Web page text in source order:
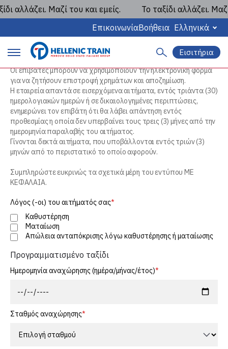
Μαζί του και εμείς.
Το ταξίδι αλλάζει. Μαζί
ΕπικοινωνίαΒοήθεια Ελληνικά
P
r
i
m
a
i
m
Α
ν
α
ζ
ή
τ
η
σ
η
Εισιτήρια
Αίτημα Επιστροφής Χρημάτων και
Αποζημίωσης
Δυνάμει του κανονισμού (ΕΕ) 2021/782 του Ευρωπαϊκού
Κοινοβουλίου και του Συμβουλίου
Οι επιβάτες μπορούν να χρησιμοποιούν την ηλεκτρονική φόρμα
για να ζητήσουν επιστροφή χρημάτων και αποζημίωση.
Η εταιρεία απαντά σε εισερχόμενα αιτήματα, εντός τριάντα (30)
ημερολογιακών ημερών ή σε δικαιολογημένες περιπτώσεις,
ενημερώνει τον επιβάτη ότι θα λάβει απάντηση εντός
προθεσμίας η οποία δεν υπερβαίνει τους τρεις (3) μήνες από την
ημερομηνία παραλαβής του αιτήματος.
Γίνονται δεκτά αιτήματα, που υποβάλλονται εντός τριών (3)
μηνών από το περιστατικό το οποίο αφορούν.
Συμπληρώστε ευκρινώς τα σχετικά μέρη του εντύπου ΜΕ
ΚΕΦΑΛΑΙΑ.
Λόγος (-οι) του αιτήματός σας
Καθυστέρηση
Ματαίωση
Απώλεια ανταπόκρισης λόγω καθυστέρησης ή ματαίωσης
Προγραμματισμένο ταξίδι
Ημερομηνία αναχώρησης (ημέρα/μήνας/έτος)
Σταθμός αναχώρησης